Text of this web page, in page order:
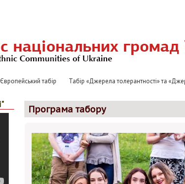
Європейський табір Табір «Джерела толерантності» та
Програма табору